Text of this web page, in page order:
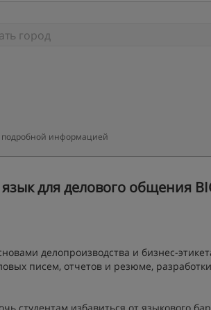
подробной информацией
для делового общения
делопроизводства и бизнес-
писем, отчетов и резюме, разработки